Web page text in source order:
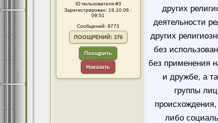
ID пользователя #3
Зарегистрирован: 19.10.06 :
09:51
Сообщений: 9773
ПООЩРЕНИЙ: 376
Поощрить
Наказать
других
деятельности
других
без
без применения
и дружбе, а
группы
либо